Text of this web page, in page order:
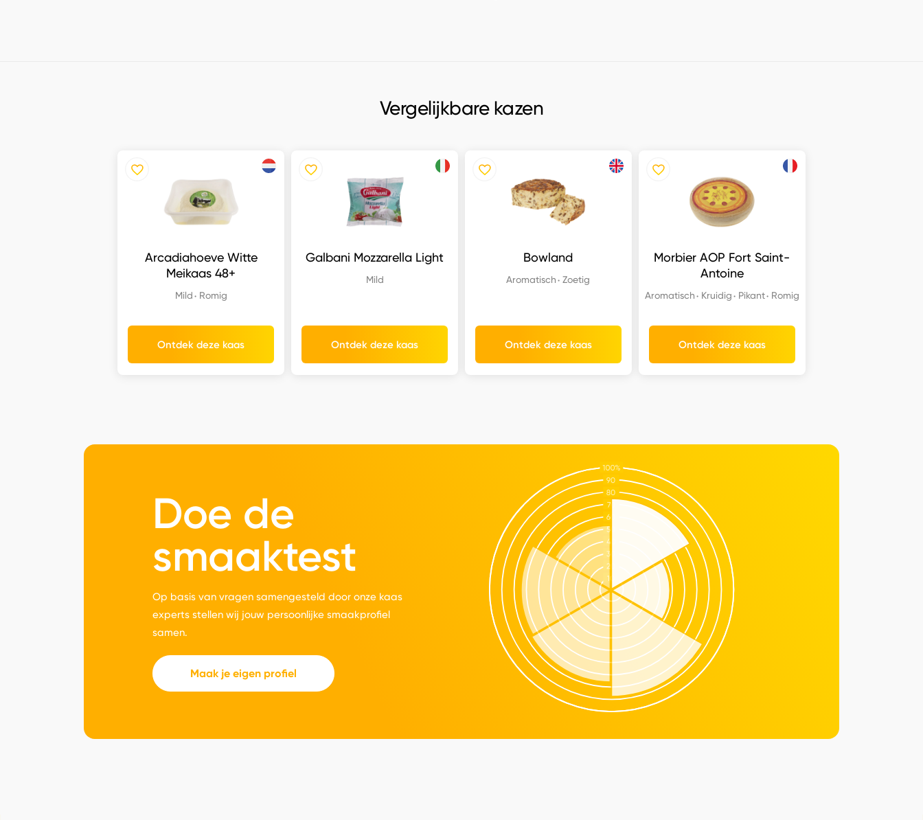
Vergelijkbare kazen
Arcadiahoeve Witte
Meikaas 48+
Mild Romig
Ontdek deze kaas
Galbani Mozzarella Light
Mild
Ontdek deze kaas
Bowland
Aromatisch Zoetig
Ontdek deze kaas
Morbier AOP Fort Saint-
Antoine
Aromatisch Kruidig Pikant Romig
Ontdek deze kaas
Doe de
smaaktest
Op basis van vragen samengesteld door onze kaas
experts stellen wij jouw persoonlijke smaakprofiel
samen.
Maak je eigen profiel